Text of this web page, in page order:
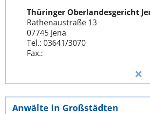
Thüringer Oberlandesgericht
Rathenaustraße 13
07745 Jena
Tel.: 03641/3070
Fax.:
Anwälte in Großstädten